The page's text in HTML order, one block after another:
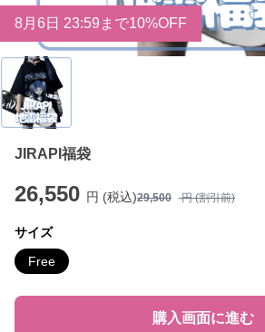
8月 6 日 23:59まで10%OFF
JIRAPI福袋
26,550 円 (税込)29,500 円 (割引前)
サイズ
Free
購入画面に進む